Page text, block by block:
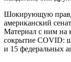
Шокирующую
американский
Материал с ним на
сокрытие COVID:
и 15 федеральных